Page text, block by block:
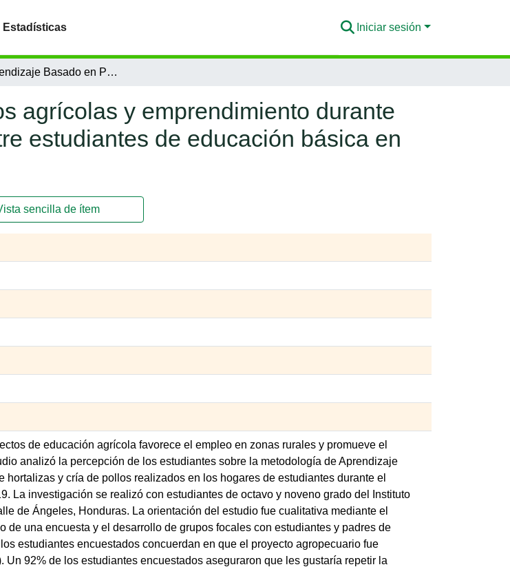
Estadísticas Iniciar sesión
Aprendizaje Basado en Proyectos agrícolas y emprendimiento durante confinamiento por COVID-19 entre estudiantes de educación básica en Valle de Ángeles, Honduras
agrícolas y emprendimiento durante
estudiantes de educación básica en
sencilla de ítem
de educación agrícola favorece el empleo en zonas rurales y promueve el
analizó la percepción de los estudiantes sobre la metodología de Aprendizaje
hortalizas y cría de pollos realizados en los hogares de estudiantes durante el
La investigación se realizó con estudiantes de octavo y noveno grado del Instituto
de Ángeles, Honduras. La orientación del estudio fue cualitativa mediante el
de una encuesta y el desarrollo de grupos focales con estudiantes y padres de
estudiantes encuestados concuerdan en que el proyecto agropecuario fue
Un 92% de los estudiantes encuestados aseguraron que les gustaría repetir la